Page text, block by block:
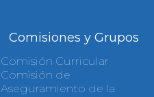
Comisiones y Grupos
Comisión Curricular
Comisión de
Aseguramiento de la